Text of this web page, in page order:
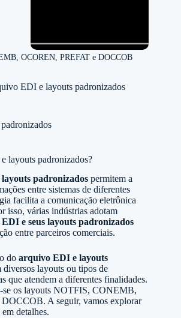
OCOREN, PREFAT e DOCCOB
EDI e layouts padronizados
layouts padronizados?
padronizados permitem a
entre sistemas de diferentes
facilita a comunicação eletrônica
isso, várias indústrias adotam
e seus layouts padronizados
entre parceiros comerciais.
do arquivo EDI e layouts
diversos layouts ou tipos de
que atendem a diferentes finalidades.
se os layouts NOTFIS, CONEMB,
A seguir, vamos explorar
detalhes.